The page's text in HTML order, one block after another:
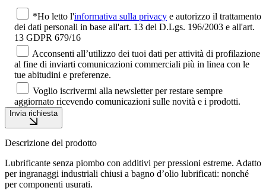
*Ho letto l'informativa sulla privacy e autorizzo il trattamento
dei dati personali in base all'art. 13 del D.Lgs. 196/2003 e all'art.
13 GDPR 679/16
Acconsenti all’utilizzo dei tuoi dati per attività di profilazione
al fine di inviarti comunicazioni commerciali più in linea con le
tue abitudini e preferenze.
Voglio iscrivermi alla newsletter per restare sempre
aggiornato ricevendo comunicazioni sulle novità e i prodotti.
Invia richiesta
Descrizione del prodotto
Lubrificante senza piombo con additivi per pressioni estreme. Adatto
per ingranaggi industriali chiusi a bagno d’olio lubrificati: nonché
per componenti usurati.